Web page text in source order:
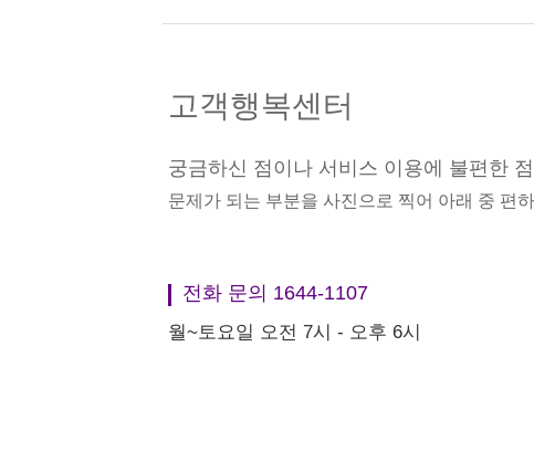
고객행복센터
궁금하신 점이나 서비스 이용에 불편한
문제가 되는 부분을 사진으로 찍어 아래 중 편
전화 문의 1644-1107
월~토요일 오전 7시 - 오후 6시